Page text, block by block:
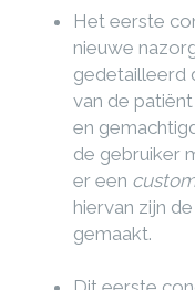
Het eerste
nieuwe
gedetailleerd
van de
en
de gebruiker
er een
hiervan zijn
gemaakt.